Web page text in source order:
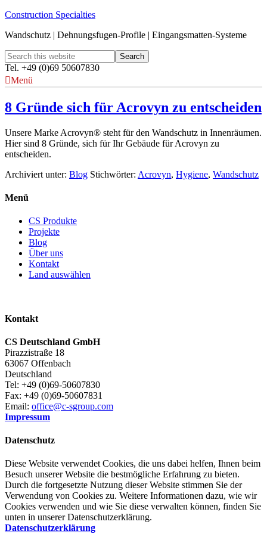
Construction Specialties
Wandschutz | Dehnungsfugen-Profile | Eingangsmatten-Systeme
Tel. +49 (0)69 50607830
Menü
8 Gründe sich für Acrovyn zu entscheiden
Unsere Marke Acrovyn® steht für den Wandschutz in Innenräumen.
Hier sind 8 Gründe, sich für Ihr Gebäude für Acrovyn zu
entscheiden.
Archiviert unter: Blog Stichwörter: Acrovyn, Hygiene, Wandschutz
Menü
CS Produkte
Projekte
Blog
Über uns
Kontakt
Land auswählen
Kontakt
CS Deutschland GmbH
Pirazzistraße 18
63067 Offenbach
Deutschland
Tel: +49 (0)69-50607830
Fax: +49 (0)69-50607831
Email: office@c-sgroup.com
Impressum
Datenschutz
Diese Website verwendet Cookies, die uns dabei helfen, Ihnen beim
Besuch unserer Website die bestmögliche Erfahrung zu bieten.
Durch die fortgesetzte Nutzung dieser Website stimmen Sie der
Verwendung von Cookies zu. Weitere Informationen dazu, wie wir
Cookies verwenden und wie Sie diese verwalten können, finden Sie
unten in unserer Datenschutzerklärung.
Datenschutzerklärung